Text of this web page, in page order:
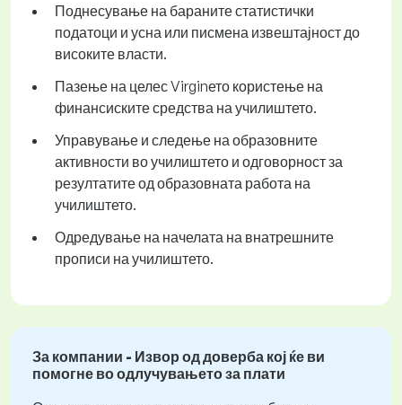
Поднесување на бараните статистички
податоци и усна или писмена извештајност до
високите власти.
Пазење на целес Virginето користење на
финансиските средства на училиштето.
Управување и следење на образовните
активности во училиштето и одговорност за
резултатите од образовната работа на
училиштето.
Одредување на начелата на внатрешните
прописи на училиштето.
За компании - Извор од доверба кој ќе ви
помогне во одлучувањето за плати